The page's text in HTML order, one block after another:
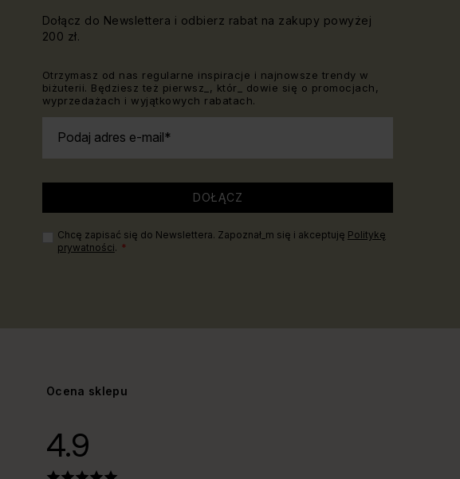
Dołącz do Newslettera i odbierz rabat na zakupy powyżej
200 zł.
Otrzymasz od nas regularne inspiracje i najnowsze trendy w
biżuterii. Będziesz też pierwsz_, któr_ dowie się o promocjach,
wyprzedażach i wyjątkowych rabatach.
Podaj adres e-mail
DOŁĄCZ
Chcę zapisać się do Newslettera. Zapoznał_m się i akceptuję Politykę
prywatności.
Ocena sklepu
4.9